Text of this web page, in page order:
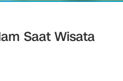
Saat Wisata